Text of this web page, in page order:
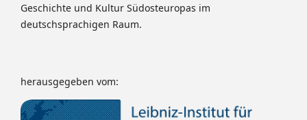
Geschichte und Kultur Südosteuropas im
deutschsprachigen Raum.
herausgegeben vom: